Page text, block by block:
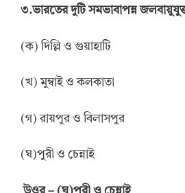
৩.ভারতের দুটি সমভাবাপন্ন
(ক) দিল্লি ও গুয়াহাটি
(খ) মুম্বাই ও কলকাতা
(গ) রায়পুর ও বিলাসপুর
(ঘ)পুরী ও চেন্নাই